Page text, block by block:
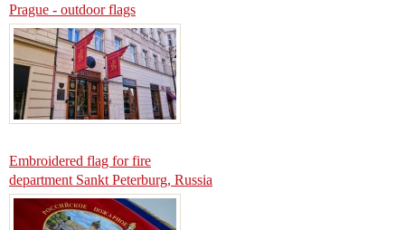
Prague - outdoor flags
Embroidered flag for fire
department Sankt Peterburg, Russia